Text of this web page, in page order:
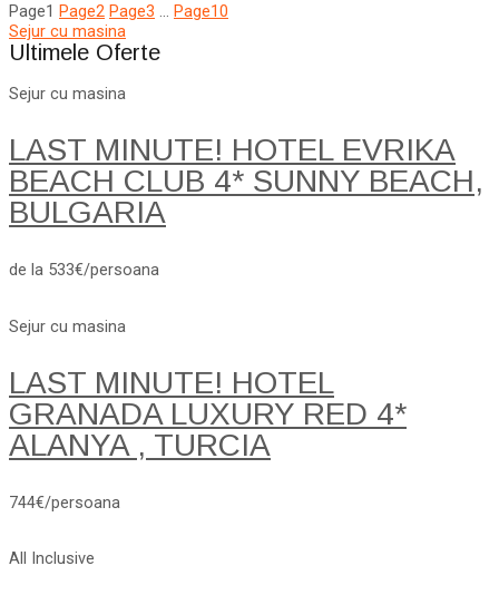
Page1 Page2 Page3 … Page10
Sejur cu masina
Ultimele Oferte
Sejur cu masina
LAST MINUTE! HOTEL EVRIKA
BEACH CLUB 4* SUNNY BEACH,
BULGARIA
de la 533€/persoana
Sejur cu masina
LAST MINUTE! HOTEL
GRANADA LUXURY RED 4*
ALANYA , TURCIA
744€/persoana
All Inclusive